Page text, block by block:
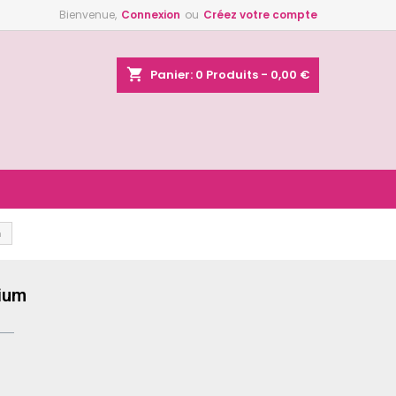
Bienvenue, Connexion ou Créez votre compte
shopping_cart Panier: 0 Produits - 0,00 €